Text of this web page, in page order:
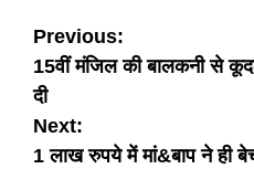
Post
navigation
Previous:
15वीं मंजिल की बालकनी से
दी
Next:
1 लाख रुपये में मां&बाप ने ही